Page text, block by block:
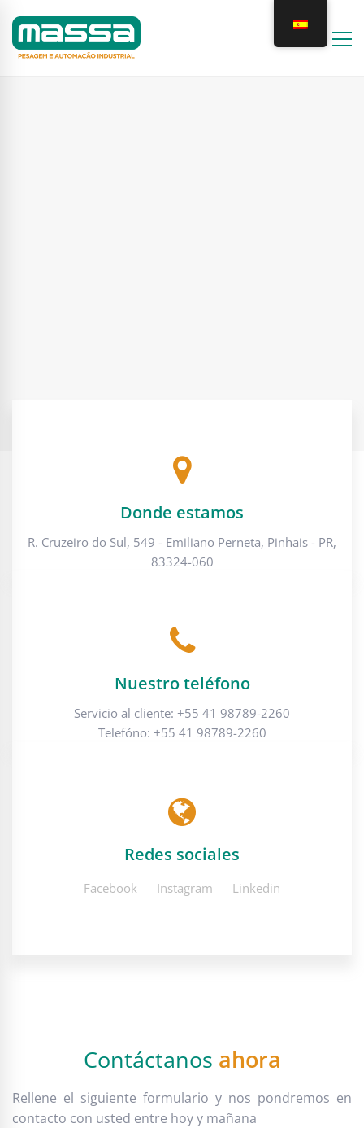
Donde estamos
R. Cruzeiro do Sul, 549 - Emiliano Perneta, Pinhais - PR,
83324-060
Nuestro teléfono
Servicio al cliente: +55 41 98789-2260
Telefóno: +55 41 98789-2260
Redes sociales
Facebook Instagram Linkedin
Contáctanos ahora
Rellene el siguiente formulario y nos pondremos en
contacto con usted entre hoy y mañana